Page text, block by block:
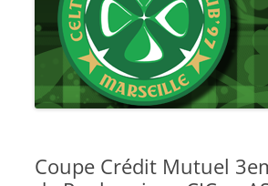
Coupe Crédit Mutuel